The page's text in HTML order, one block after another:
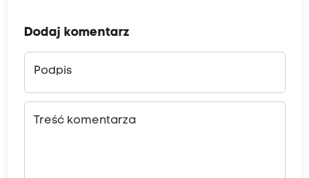
Dodaj komentarz
Podpis
Treść komentarza